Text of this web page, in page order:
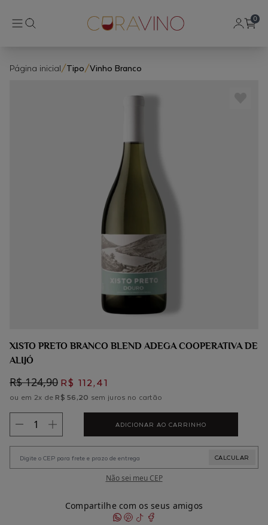
0
Página inicial/Tipo/Vinho Branco
XISTO PRETO BRANCO BLEND ADEGA COOPERATIVA DE
ALIJÓ
R$ 124,90 R$ 112,41
ou em 2x de R$ 56,20 sem juros no cartão
ADICIONAR AO CARRINHO
Não sei meu CEP
Compartilhe com os seus amigos